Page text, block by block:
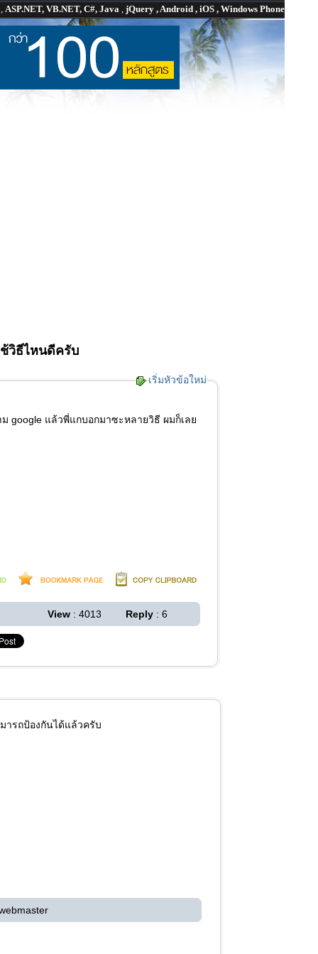
, ASP.NET, VB.NET, C#, Java , jQuery , Android , iOS , Windows Phone
ช้วิธีไหนดีครับ
เริ่มหัวข้อใหม่
google แล้วพี่แกบอกมาซะหลายวิธี ผมก็เลย
View : 4013 Reply : 6
ารถป้องกันได้แล้วครับ